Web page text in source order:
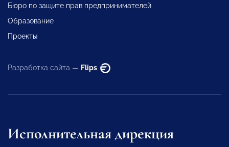
Бюро по защите прав предпринимателей
Образование
Проекты
Разработка сайта — Flips
Исполнительная дирекция